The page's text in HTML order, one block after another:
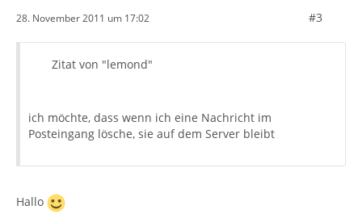
28. November 2011 um 17:02 #3
Zitat von "lemond"
ich möchte, dass wenn ich eine Nachricht im
Posteingang lösche, sie auf dem Server bleibt
Hallo